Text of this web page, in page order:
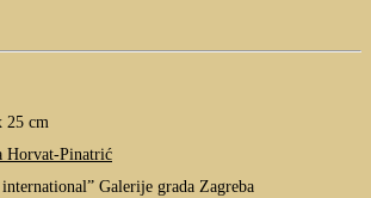
25 cm
Horvat-Pinatrić
Galerije grada Zagreba